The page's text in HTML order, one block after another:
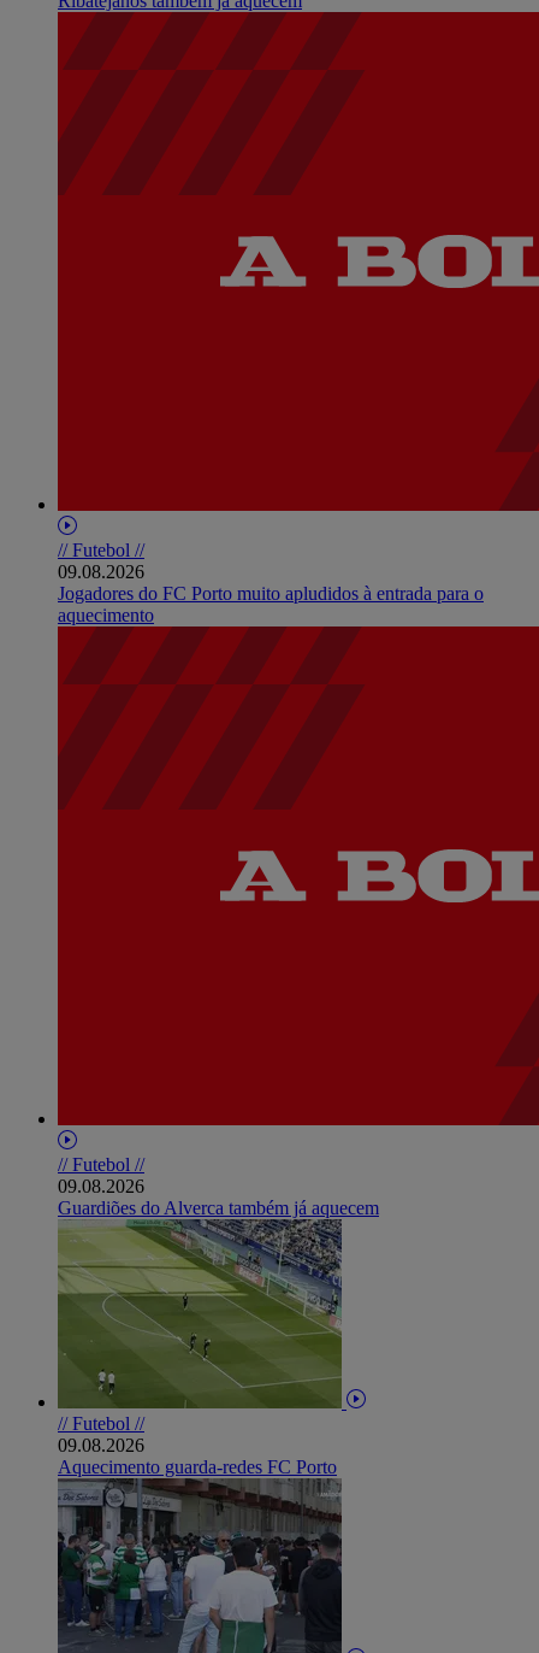
// Futebol //
09.08.2026
Jogadores do FC Porto muito apludidos à entrada para o
aquecimento
// Futebol //
09.08.2026
Guardiões do Alverca também já aquecem
// Futebol //
09.08.2026
Aquecimento guarda-redes FC Porto